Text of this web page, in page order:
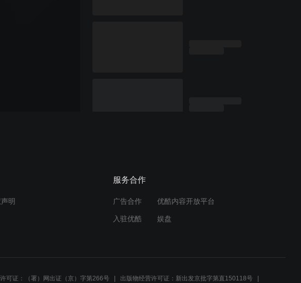
明
服务合作
广告合作 优酷内容开放平台
入驻优酷 娱盘
可证：（署）网出证（京）字第266号 出版物经营许可证：新出发京批字第直150118号